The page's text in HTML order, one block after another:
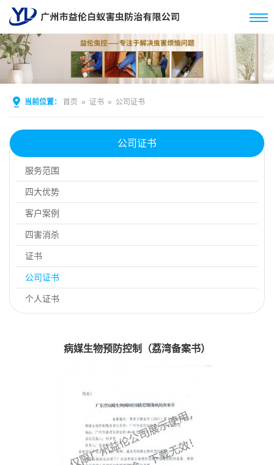
当前位置： 首页 » 证书 » 公司证书
公司证书
服务范围
四大优势
客户案例
四害消杀
证书
公司证书
个人证书
病媒生物预防控制（荔湾备案书）